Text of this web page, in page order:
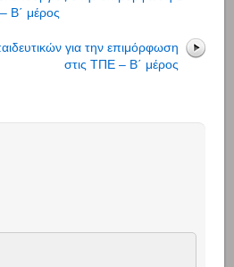
Β΄ μέρος
για την επιμόρφωση
στις ΤΠΕ – Β΄ μέρος